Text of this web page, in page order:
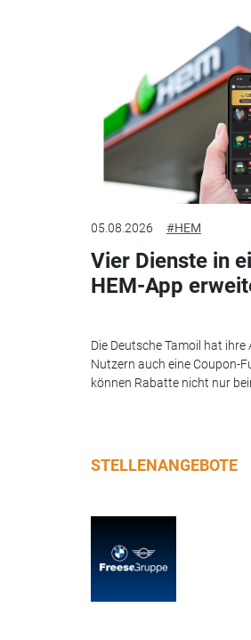
05.08.2026 #HEM
Vier Dienste in
HEM-App
Die Deutsche Tamoil hat
Nutzern auch eine Coupon-
können Rabatte nicht nur
STELLENANGEBOTE